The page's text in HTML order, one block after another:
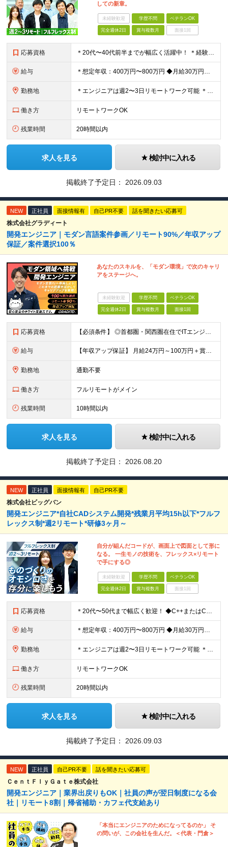
しての新章。
未経験歓迎 学歴不問 ベテランOK
完全週休2日 賞与複数月 面接1回
応募資格 ＊20代〜40代前半までが幅広く活躍中！ ＊経験の浅い方も歓迎します ◆C#を用いたプログラミングやシステム開発の経験をお持ちの方 ◆学歴・業界知識は一切不問 ★求める人物像： ・「指示通りに作る
給与 ＊想定年収：400万円〜800万円 ◆月給30万円以上（各種手当含む＋残業代＋賞与年2回 ※残業代は全額支給 ※試用期間3か月あり（試用期間中の一部手当の支給なし/給与差異なし） 【固定残業代につ
勤務地 ＊エンジニアは週2〜3日リモートワーク可能 ＊希望を考慮し決定！ ＊転勤なし ◆東京本社（千代田区）または名古屋事業所（名古屋市） 【東京本社】 東京都千代⽥区岩本町2丁⽬8番12号 NKビル9F
働き方 リモートワークOK
残業時間 20時間以内
求人を見る 検討中に入れる
掲載終了予定日： 2026.09.03
NEW 正社員 面接情報有 自己PR不要 話を聞きたい応募可
株式会社グラディート
開発エンジニア｜モダン言語案件参画／リモート90%／年収アップ
保証／案件選択100％
あなたのスキルを、「モダン環境」で次のキャリ
アをステージへ。
未経験歓迎 学歴不問 ベテランOK
完全週休2日 賞与複数月 面接1回
応募資格 【必須条件】 ◎首都圏・関西圏在住でITエンジニアとしての実務経験が3年以上ある⽅（開発・インフラいずれも歓迎） →首都圏（東京、神奈川、千葉、埼玉）、関西圏（大阪、兵庫、京都）在住のITエンジニア採
給与 【年収アップ保証】 月給24万円～100万円＋賞与（年3回）＋諸手当 ◆想定年収432万円〜1200万円(経験・スキルを考慮し決定) ※年収アップ保証付帯 ◆基本給には⽉20時間分の固定残業代(31,
勤務地 通勤不要
働き方 フルリモートがメイン
残業時間 10時間以内
求人を見る 検討中に入れる
掲載終了予定日： 2026.08.20
NEW 正社員 面接情報有 自己PR不要
株式会社ビッグバン
開発エンジニア*自社CADシステム開発*残業月平均15h以下*フルフ
レックス制*週2リモート*研修3ヶ月～
自分が組んだコードが、画面上で図面として形に
なる。 一生モノの技術を、フレックス×リモート
で手にする◎
未経験歓迎 学歴不問 ベテランOK
完全週休2日 賞与複数月 面接1回
応募資格 ＊20代〜50代まで幅広く歓迎！ ◆C++またはC言語でのプログラミング・開発経験（年数・分野不問） ◆学歴不問 ※CAD、土木・建築業界の知識は一切問いません。ポテンシャル重視の採用です！ ★求
給与 ＊想定年収：400万円〜800万円 ◆月給30万円以上（各種手当含む＋残業代＋賞与年2回 ※残業代は全額支給 ※試用期間3か月あり（試用期間中の一部手当の支給なし/給与差異なし） 【固定残業代につ
勤務地 ＊エンジニアは週2〜3日リモートワーク可能 ＊希望を考慮し決定！ ＊転勤なし ◆東京本社（千代田区）または名古屋事業所（名古屋市） 【東京本社】 東京都千代⽥区岩本町2丁⽬8番12号 NKビル9F
働き方 リモートワークOK
残業時間 20時間以内
求人を見る 検討中に入れる
掲載終了予定日： 2026.09.03
NEW 正社員 自己PR不要 話を聞きたい応募可
ＣｅｎｔＦｌｙＧａｔｅ株式会社
開発エンジニア｜業界出戻りもOK｜社員の声が翌日制度になる会
社｜リモート8割｜帰省補助・カフェ代支給あり
「本当にエンジニアのためになってるのか」 そ
の問いが、この会社を生んだ。＜代表・門倉＞